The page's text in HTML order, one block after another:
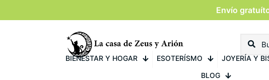
Envío
BIENESTAR Y HOGAR ESOTERÍSMO JOYERÍA Y
BLOG